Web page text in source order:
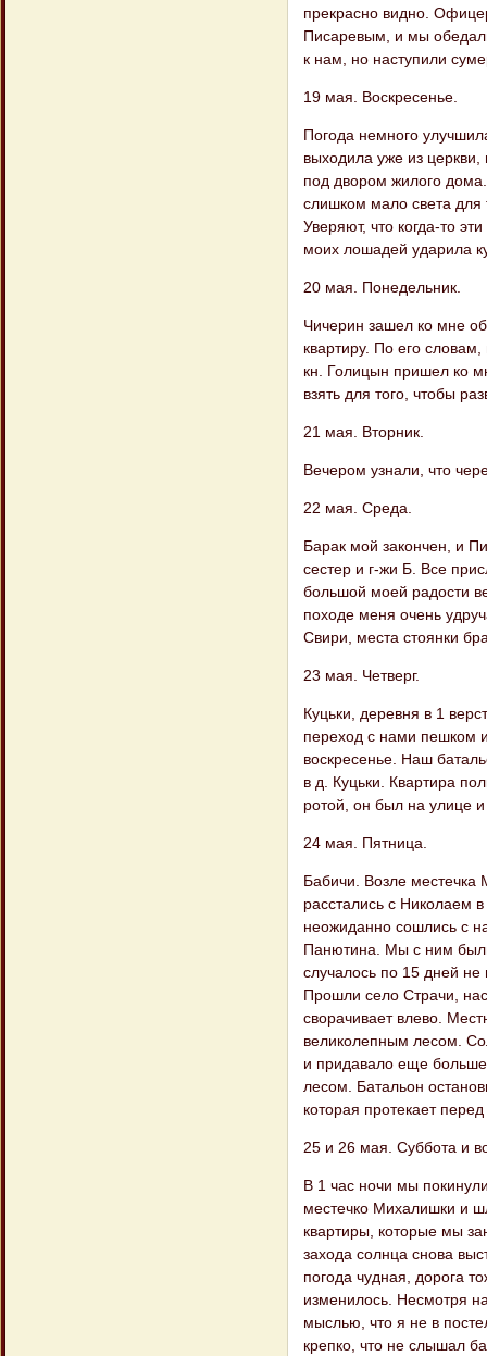
прекрасно видно.
Писаревым, и мы
к нам, но наступили
19 мая. Воскресенье.
Погода немного
выходила уже из
под двором жилого
слишком мало света для
Уверяют, что когда-то
моих лошадей ударила
20 мая. Понедельник.
Чичерин зашел ко мне
квартиру. По его
кн. Голицын пришел ко
взять для того, чтобы
21 мая. Вторник.
Вечером узнали, что
22 мая. Среда.
Барак мой закончен, и
сестер и г-жи Б. Все
большой моей радости
походе меня очень
Свири, места стоянки
23 мая. Четверг.
Куцьки, деревня в 1
переход с нами пешком и
воскресенье. Наш
в д. Куцьки. Квартира
ротой, он был на улице и
24 мая. Пятница.
Бабичи. Возле местечка
расстались с Николаем
неожиданно сошлись с
Панютина. Мы с ним
случалось по 15 дней
Прошли село Страчи,
сворачивает влево.
великолепным лесом.
и придавало еще
лесом. Батальон
которая протекает
25 и 26 мая. Суббота и
В 1 час ночи мы
местечко Михалишки и
квартиры, которые мы
захода солнца снова
погода чудная, дорога
изменилось. Несмотря
мыслью, что я не в
крепко, что не слышал